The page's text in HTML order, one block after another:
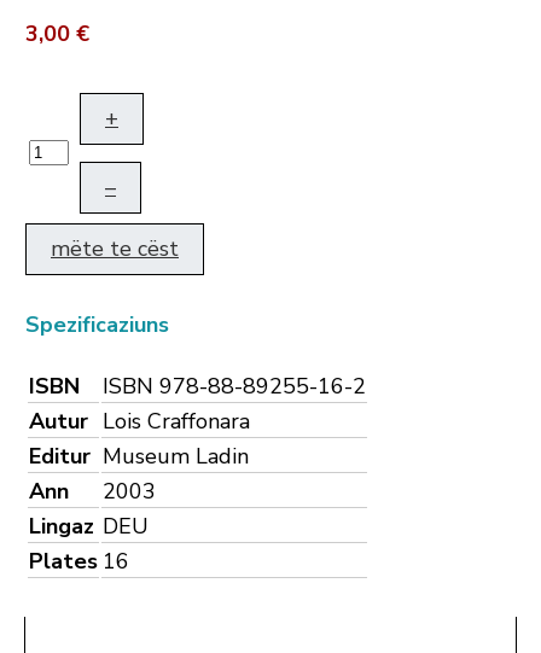
3,00 €
+
–
mëte te cëst
Spezificaziuns
ISBN
ISBN 978-88-89255-16-2
Autur Lois Craffonara
Editur Museum Ladin
Ann
2003
Lingaz DEU
Plates 16